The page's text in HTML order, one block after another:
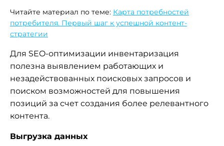
Читайте материал по теме: Карта потребностей
потребителя. Первый шаг к успешной контент-
стратегии
Для SEO-оптимизации инвентаризация
полезна выявлением работающих и
незадействованных поисковых запросов и
поиском возможностей для повышения
позиций за счет создания более релевантного
контента.
Выгрузка данных